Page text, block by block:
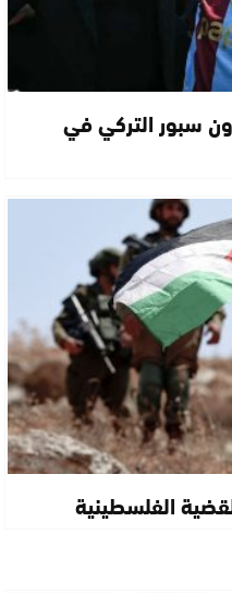
سبور التركي في
الفلسطينية